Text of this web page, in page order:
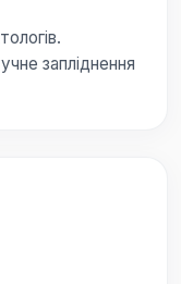
запліднення